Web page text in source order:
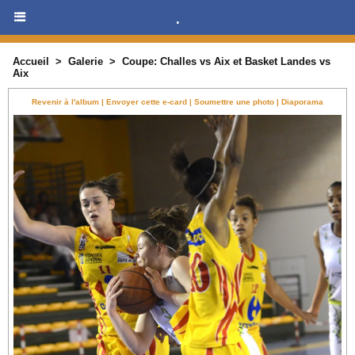
.
Accueil > Galerie > Coupe: Challes vs Aix et Basket Landes vs
Aix
Revenir à l'album | Envoyer cette e-card | Soumettre une photo | Diaporama